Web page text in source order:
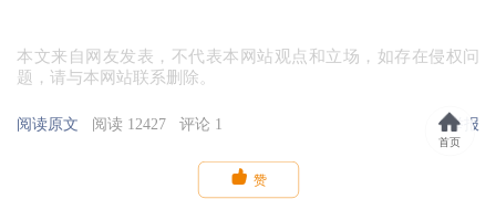
本文来自网友发表，不代表本网站观点和立场，如存在侵权问
题，请与本网站联系删除。
阅读原文 阅读 12427 评论 1 举报
 赞
首页